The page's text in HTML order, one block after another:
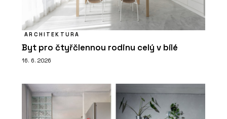
ARCHITEKTURA
Byt pro čtyřčlennou rodinu celý v bílé
16. 6. 2026